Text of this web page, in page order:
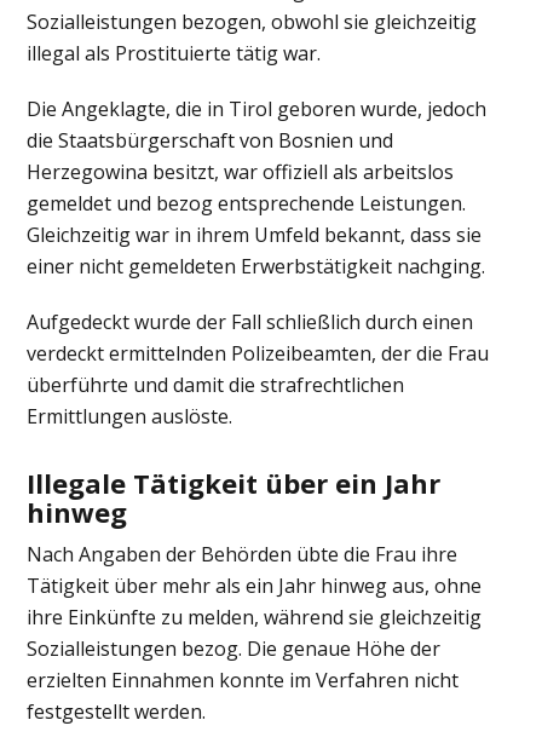
Sozialleistungen bezogen, obwohl sie gleichzeitig
illegal als Prostituierte tätig war.
Die Angeklagte, die in Tirol geboren wurde, jedoch
die Staatsbürgerschaft von Bosnien und
Herzegowina besitzt, war offiziell als arbeitslos
gemeldet und bezog entsprechende Leistungen.
Gleichzeitig war in ihrem Umfeld bekannt, dass sie
einer nicht gemeldeten Erwerbstätigkeit nachging.
Aufgedeckt wurde der Fall schließlich durch einen
verdeckt ermittelnden Polizeibeamten, der die Frau
überführte und damit die strafrechtlichen
Ermittlungen auslöste.
Illegale Tätigkeit über ein Jahr
hinweg
Nach Angaben der Behörden übte die Frau ihre
Tätigkeit über mehr als ein Jahr hinweg aus, ohne
ihre Einkünfte zu melden, während sie gleichzeitig
Sozialleistungen bezog. Die genaue Höhe der
erzielten Einnahmen konnte im Verfahren nicht
festgestellt werden.